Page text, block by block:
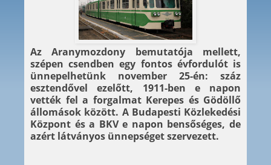
Az Aranymozdony bemutatója mellett,
szépen csendben egy fontos évfordulót is
ünnepelhetünk november 25-én: száz
esztendővel ezelőtt, 1911-ben e napon
vették fel a forgalmat Kerepes és Gödöllő
állomások között. A Budapesti Közlekedési
Központ és a BKV e napon bensőséges, de
azért látványos ünnepséget szervezett.